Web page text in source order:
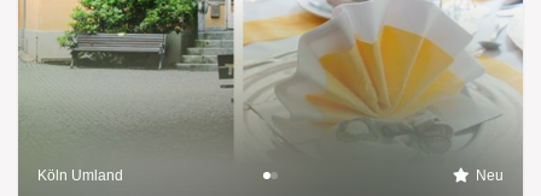
Köln Umland Neu